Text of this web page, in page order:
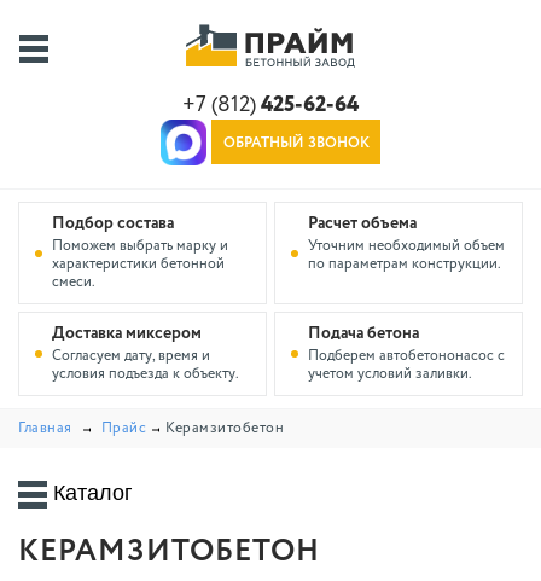
+7 (812) 425-62-64
ОБРАТНЫЙ ЗВОНОК
Подбор состава
Поможем выбрать марку и
характеристики бетонной
смеси.
Расчет объема
Уточним необходимый объем
по параметрам конструкции.
Доставка миксером
Согласуем дату, время и
условия подъезда к объекту.
Подача бетона
Подберем автобетононасос с
учетом условий заливки.
Главная Прайс Керамзитобетон
Каталог
КЕРАМЗИТОБЕТОН